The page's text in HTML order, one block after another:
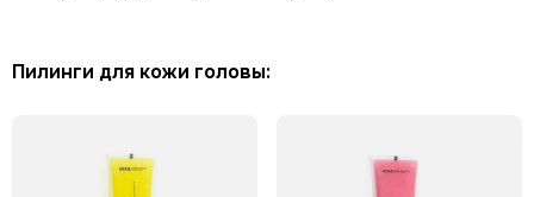
Пилинги для кожи головы: